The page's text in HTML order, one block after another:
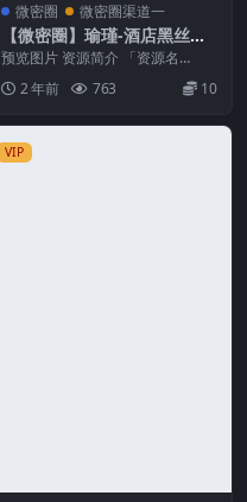
微密圈 微密圈渠道一
【微密圈】瑜瑾-酒店黑丝束
带大蜜桃[17P-24M]
预览图片 资源简介 「资源名
称」：【微密圈】瑜瑾-酒店黑丝
束带大蜜桃[17P-2...
2 年前 763 10
VIP